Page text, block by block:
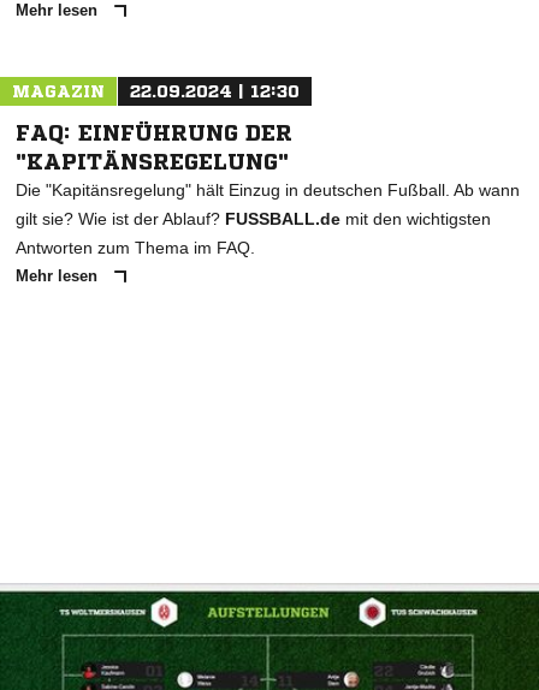
Mehr lesen
MAGAZIN 22.09.2024 | 12:30
FAQ: EINFÜHRUNG DER
"KAPITÄNSREGELUNG"
Die "Kapitänsregelung" hält Einzug in deutschen Fußball. Ab wann
gilt sie? Wie ist der Ablauf? FUSSBALL.de mit den wichtigsten
Antworten zum Thema im FAQ.
Mehr lesen